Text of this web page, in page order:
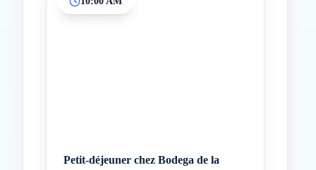
Petit-déjeuner chez Bodega de la